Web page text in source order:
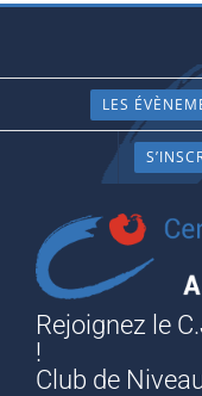
Passer
contenu
LES
Rejoignez le
!
Club de